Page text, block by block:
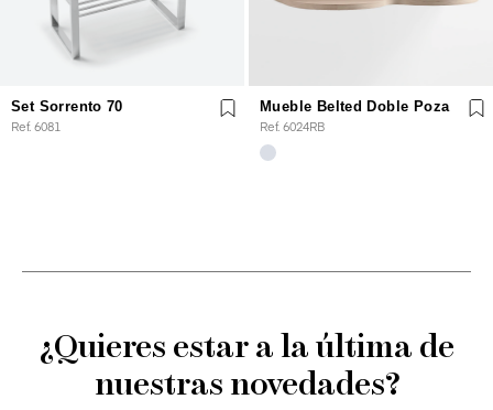
Set Sorrento 70
Ref. 6081
Mueble Belted Doble Poza
Ref. 6024RB
¿Quieres estar a la última de
nuestras novedades?